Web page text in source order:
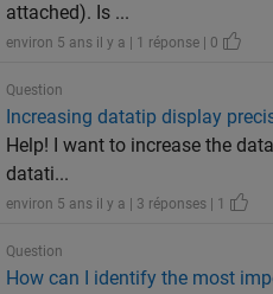
attached). Is ...
environ 5 ans il y a | 1 réponse | 0
Question
Increasing datatip display
Help! I want to increase the
datati...
environ 5 ans il y a | 3 réponses | 1
Question
How can I identify the most